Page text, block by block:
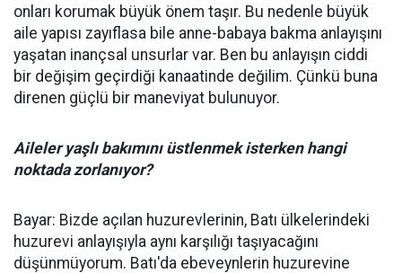
onları korumak büyük önem taşır. Bu nedenle büyük
aile yapısı zayıflasa bile anne-babaya bakma anlayışını
yaşatan inançsal unsurlar var. Ben bu anlayışın ciddi
bir değişim geçirdiği kanaatinde değilim. Çünkü buna
direnen güçlü bir maneviyat bulunuyor.
Aileler yaşlı bakımını üstlenmek isterken hangi
noktada zorlanıyor?
Bayar: Bizde açılan huzurevlerinin, Batı ülkelerindeki
huzurevi anlayışıyla aynı karşılığı taşıyacağını
düşünmüyorum. Batı'da ebeveynlerin huzurevine